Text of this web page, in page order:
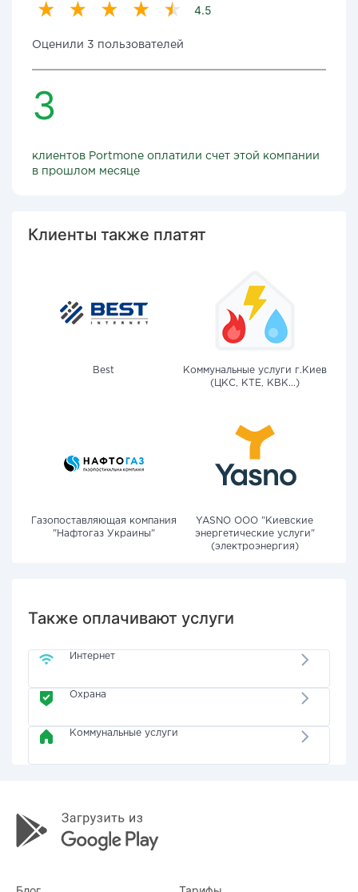
4.5
Оценили 3 пользователей
3
клиентов Portmone оплатили счет этой компании
в прошлом месяце
Клиенты также платят
Best
Коммунальные услуги г.Киев
(ЦКС, КТЕ, КВК...)
Газопоставляющая компания
"Нафтогаз Украины"
YASNO OOO "Киевские
энергетические услуги"
(электроэнергия)
Также оплачивают услуги
Интернет
Охрана
Коммунальные услуги